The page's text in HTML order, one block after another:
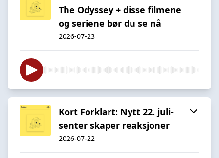
The Odyssey + disse filmene
og seriene bør du se nå
2026-07-23
Kort Forklart: Nytt 22. juli-
senter skaper reaksjoner
2026-07-22